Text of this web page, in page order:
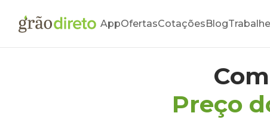
AppOfertasCotaçõesBlog
Preço